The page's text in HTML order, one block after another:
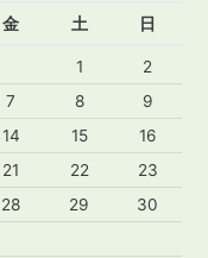
金 土 日
1
2
7 8
9
14 15
16
21 22
23
28 29
30